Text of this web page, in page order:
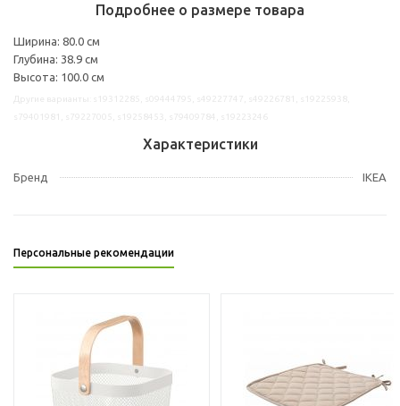
Подробнее о размере товара
Ширина: 80.0 см
Глубина: 38.9 см
Высота: 100.0 см
Характеристики
Бренд IKEA
Персональные рекомендации